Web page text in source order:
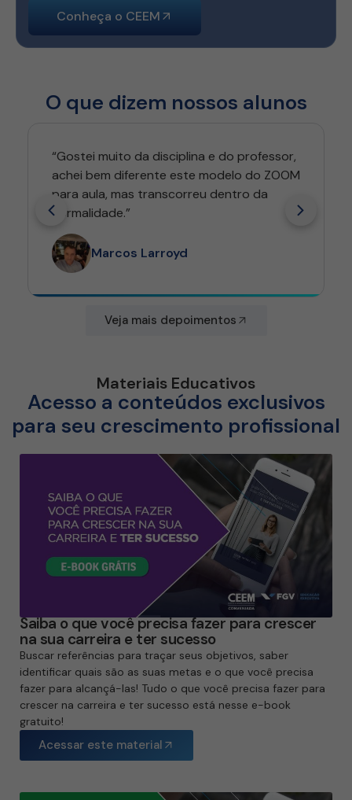
Conheça o CEEM
O que dizem nossos alunos
“Gostei muito da disciplina e do professor,
achei bem diferente este modelo do ZOOM
para aula, mas transcorreu dentro da
normalidade.”
Marcos Larroyd
Veja mais depoimentos
Materiais Educativos
Acesso a conteúdos exclusivos
para seu crescimento profissional
Saiba o que você precisa fazer para crescer
na sua carreira e ter sucesso
Buscar referências para traçar seus objetivos, saber
identificar quais são as suas metas e o que você precisa
fazer para alcançá-las! Tudo o que você precisa fazer para
crescer na carreira e ter sucesso está nesse e-book
gratuito!
Acessar este material